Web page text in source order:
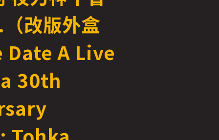
改版外盒
Date A Live
30th